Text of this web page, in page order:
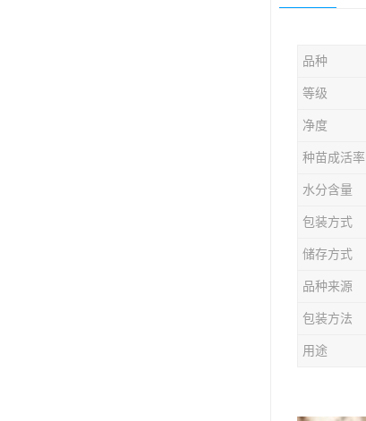
品种
等级
净度
种苗成活率
水分含量
包装方式
储存方式
品种来源
包装方法
用途